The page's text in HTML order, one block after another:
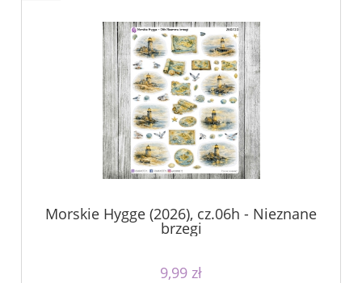
Morskie Hygge (2026), cz.06h - Nieznane
brzegi
9,99 zł